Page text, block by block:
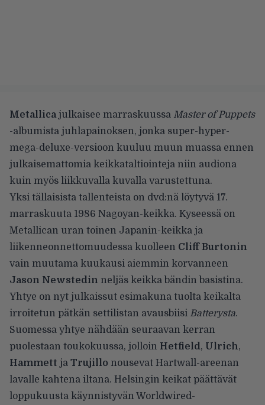
Metallicajulkaisee marraskuussa Master of Puppets
-albumista juhlapainoksen, jonka super-hyper-
mega-deluxe-versioon kuuluu muun muassa ennen
julkaisemattomia keikkataltiointeja niin audiona
kuin myös liikkuvalla kuvalla varustettuna.
Yksi tällaisista tallenteista on dvd:nä löytyvä 17.
marraskuuta 1986 Nagoyan-keikka. Kyseessä on
Metallican uran toinen Japanin-keikka ja
liikenneonnettomuudessa kuolleen Cliff Burtonin
vain muutama kuukausi aiemmin korvanneen
Jason Newstedin neljäs keikka bändin basistina.
Yhtye on nyt julkaissut esimakuna tuolta keikalta
irroitetun pätkän settilistan avausbiisi Batterysta.
Suomessa yhtye nähdään seuraavan kerran
puolestaan toukokuussa, jolloin Hetfield, Ulrich,
Hammett ja Trujillo nousevat Hartwall-areenan
lavalle kahtena iltana. Helsingin keikat päättävät
loppukuusta käynnistyvän Worldwired-